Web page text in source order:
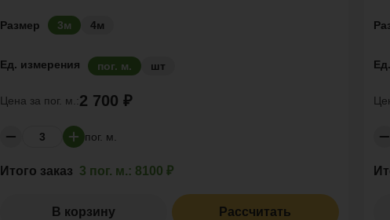
Размер 3м 4м
Ед. измерения пог. м. шт
Цена за пог. м.:2 700 ₽
пог. м.
Итого заказ 3 пог. м.: 8100 ₽
В корзину Рассчитать